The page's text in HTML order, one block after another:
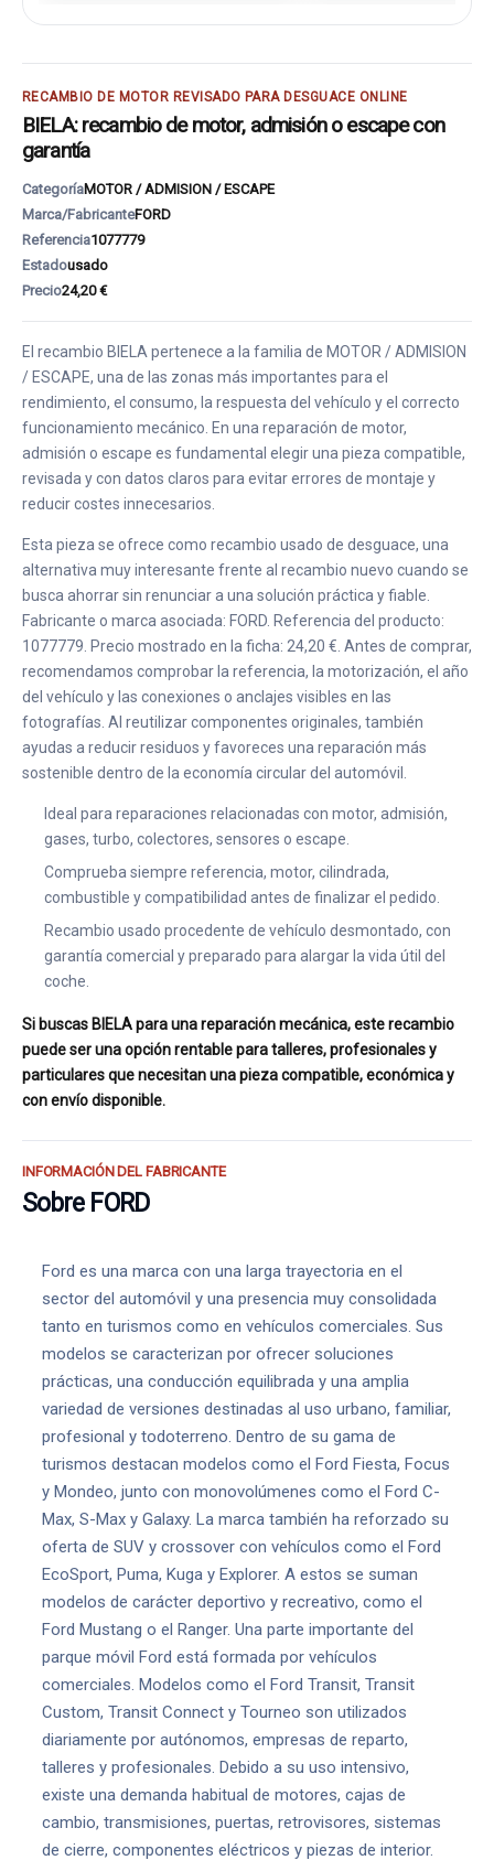
RECAMBIO DE MOTOR REVISADO PARA DESGUACE ONLINE
BIELA: recambio de motor, admisión o escape con
garantía
CategoríaMOTOR / ADMISION / ESCAPE
Marca/FabricanteFORD
Referencia1077779
Estadousado
Precio24,20 €
El recambio BIELA pertenece a la familia de MOTOR / ADMISION
/ ESCAPE, una de las zonas más importantes para el
rendimiento, el consumo, la respuesta del vehículo y el correcto
funcionamiento mecánico. En una reparación de motor,
admisión o escape es fundamental elegir una pieza compatible,
revisada y con datos claros para evitar errores de montaje y
reducir costes innecesarios.
Esta pieza se ofrece como recambio usado de desguace, una
alternativa muy interesante frente al recambio nuevo cuando se
busca ahorrar sin renunciar a una solución práctica y fiable.
Fabricante o marca asociada: FORD. Referencia del producto:
1077779. Precio mostrado en la ficha: 24,20 €. Antes de comprar,
recomendamos comprobar la referencia, la motorización, el año
del vehículo y las conexiones o anclajes visibles en las
fotografías. Al reutilizar componentes originales, también
ayudas a reducir residuos y favoreces una reparación más
sostenible dentro de la economía circular del automóvil.
Ideal para reparaciones relacionadas con motor, admisión,
gases, turbo, colectores, sensores o escape.
Comprueba siempre referencia, motor, cilindrada,
combustible y compatibilidad antes de finalizar el pedido.
Recambio usado procedente de vehículo desmontado, con
garantía comercial y preparado para alargar la vida útil del
coche.
Si buscas BIELA para una reparación mecánica, este recambio
puede ser una opción rentable para talleres, profesionales y
particulares que necesitan una pieza compatible, económica y
con envío disponible.
INFORMACIÓN DEL FABRICANTE
Sobre FORD
Ford es una marca con una larga trayectoria en el
sector del automóvil y una presencia muy consolidada
tanto en turismos como en vehículos comerciales. Sus
modelos se caracterizan por ofrecer soluciones
prácticas, una conducción equilibrada y una amplia
variedad de versiones destinadas al uso urbano, familiar,
profesional y todoterreno. Dentro de su gama de
turismos destacan modelos como el Ford Fiesta, Focus
y Mondeo, junto con monovolúmenes como el Ford C-
Max, S-Max y Galaxy. La marca también ha reforzado su
oferta de SUV y crossover con vehículos como el Ford
EcoSport, Puma, Kuga y Explorer. A estos se suman
modelos de carácter deportivo y recreativo, como el
Ford Mustang o el Ranger. Una parte importante del
parque móvil Ford está formada por vehículos
comerciales. Modelos como el Ford Transit, Transit
Custom, Transit Connect y Tourneo son utilizados
diariamente por autónomos, empresas de reparto,
talleres y profesionales. Debido a su uso intensivo,
existe una demanda habitual de motores, cajas de
cambio, transmisiones, puertas, retrovisores, sistemas
de cierre, componentes eléctricos y piezas de interior.